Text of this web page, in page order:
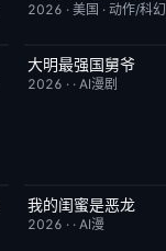
2026 · 美国 · 动作/科幻
完结
大明最强国舅爷
2026 · · AI漫剧
完结
我的闺蜜是恶龙
2026 · · AI漫